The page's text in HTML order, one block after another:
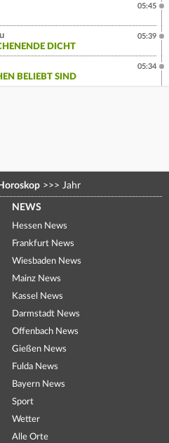
05:45
DICHT
05:39
BELIEBT SIND
05:34
Horoskop >>> Jahr
NEWS
Hessen News
Frankfurt News
Wiesbaden News
Mainz News
Kassel News
Darmstadt News
Offenbach News
Gießen News
Fulda News
Bayern News
Sport
Wetter
Alle Orte